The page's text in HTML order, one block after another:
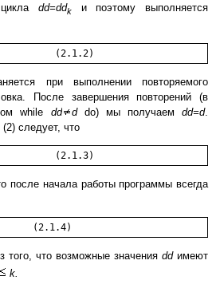
dd=ddkи поэтому выполняется
(2.1.2)
при выполнении повторяемого
После завершения повторений (в
while dd ddo) мы получаем dd=d.
следует, что
(2.1.3)
после начала работы программы всегда
    (2.1.4)
того, что возможные значения ddимеют
k.